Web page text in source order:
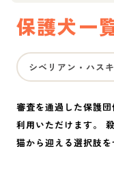
保護犬一
シベリアン・ハス
審査を通過した保護
利用いただけます。
猫から迎える選択肢を